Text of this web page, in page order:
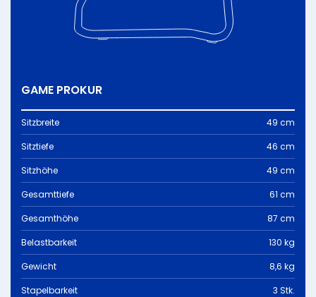
GAME PROKUR
Sitzbreite
49 cm
Sitztiefe
46 cm
Sitzhöhe
49 cm
Gesamttiefe
61 cm
Gesamthöhe
87 cm
Belastbarkeit
130 kg
Gewicht
8,6 kg
Stapelbarkeit
3 Stk.